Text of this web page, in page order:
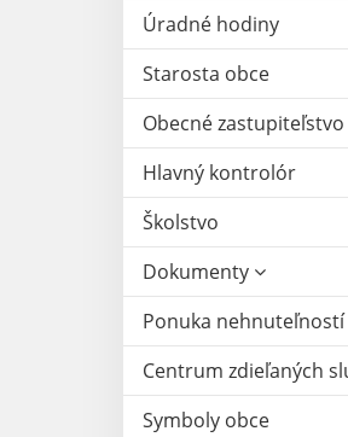
Úradné hodiny
Starosta obce
Obecné zastupiteľstvo
Hlavný kontrolór
Školstvo
Dokumenty
Ponuka nehnuteľností
Centrum zdieľaných
Symboly obce